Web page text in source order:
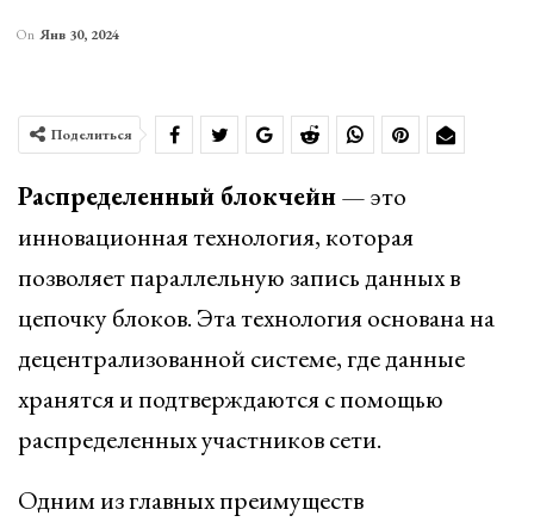
On Янв 30, 2024
Поделиться
Распределенный блокчейн— это
инновационная технология, которая
позволяет параллельную запись данных в
цепочку блоков. Эта технология основана на
децентрализованной системе, где данные
хранятся и подтверждаются с помощью
распределенных участников сети.
Одним из главных преимуществ